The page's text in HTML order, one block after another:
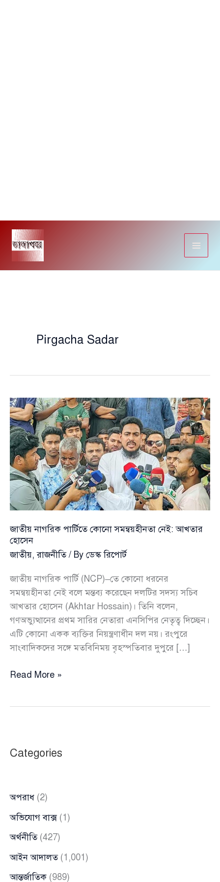
Skip
content
Pirgacha Sadar
জাতীয় নাগরিক পার্টিতে কোনো সমন্বয়হীনতা নেই: আখতার
হোসেন
জাতীয়,রাজনীতি/ By ডেস্ক রিপোর্ট
জাতীয় নাগরিক পার্টি (NCP)–তে কোনো ধরনের
সমন্বয়হীনতা নেই বলে মন্তব্য করেছেন দলটির সদস্য সচিব
আখতার হোসেন (Akhtar Hossain)। তিনি বলেন,
গণঅভ্যুত্থানের প্রথম সারির নেতারা এনসিপির নেতৃত্ব দিচ্ছেন।
এটি কোনো একক ব্যক্তির নিয়ন্ত্রণাধীন দল নয়। রংপুরে
সাংবাদিকদের সঙ্গে মতবিনিময় বৃহস্পতিবার দুপুরে […]
জাতীয়
আখতার
Read More »
Categories
অপরাধ (2)
অভিযোগ বাক্স(1)
অর্থনীতি(427)
আইন আদালত(1,001)
আন্তর্জাতিক (989)